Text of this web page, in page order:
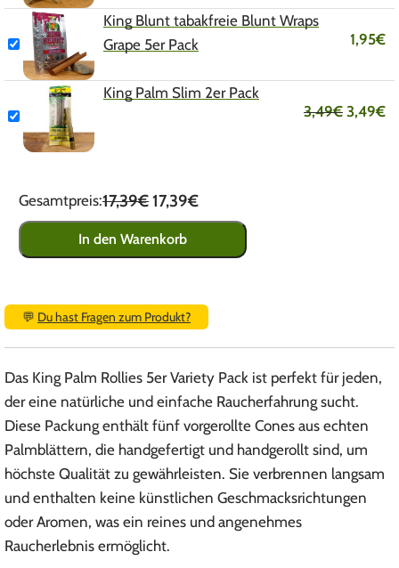
King Blunt tabakfreie Blunt Wraps
Grape 5er Pack
1,95€
King Palm Slim 2er Pack
3,49€ 3,49€
Gesamtpreis:17,39€17,39€
In den Warenkorb
💬 Du hast Fragen zum Produkt?
Das King Palm Rollies 5er Variety Pack ist perfekt für jeden,
der eine natürliche und einfache Raucherfahrung sucht.
Diese Packung enthält fünf vorgerollte Cones aus echten
Palmblättern, die handgefertigt und handgerollt sind, um
höchste Qualität zu gewährleisten. Sie verbrennen langsam
und enthalten keine künstlichen Geschmacksrichtungen
oder Aromen, was ein reines und angenehmes
Raucherlebnis ermöglicht.